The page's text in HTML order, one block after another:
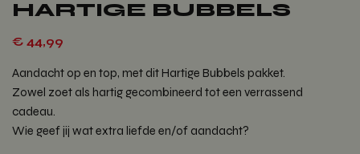
HARTIGE BUBBELS
€ 44,99
Aandacht op en top, met dit Hartige Bubbels pakket.
Zowel zoet als hartig gecombineerd tot een verrassend
cadeau.
Wie geef jij wat extra liefde en/of aandacht?